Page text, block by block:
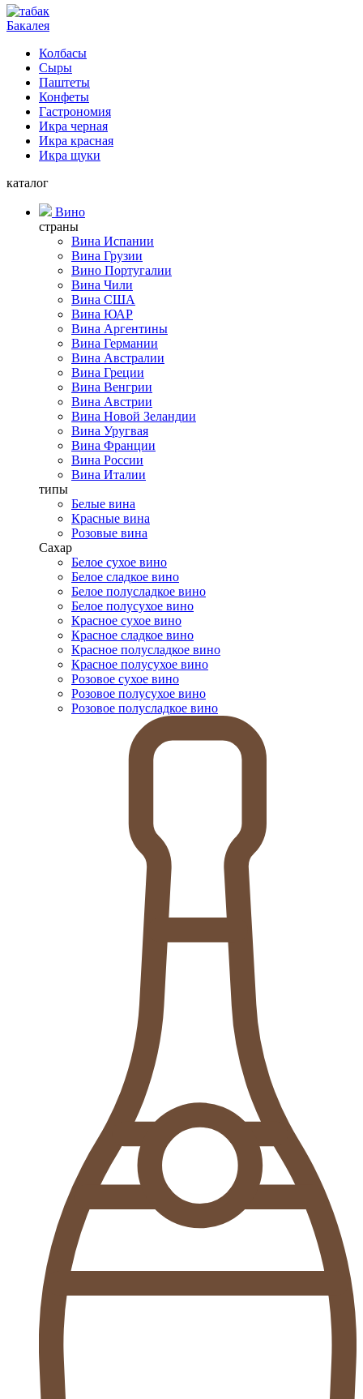
Бакалея
Колбасы
Сыры
Паштеты
Конфеты
Гастрономия
Икра черная
Икра красная
Икра щуки
каталог
Вино
страны
Вина Испании
Вина Грузии
Вино Португалии
Вина Чили
Вина США
Вина ЮАР
Вина Аргентины
Вина Германии
Вина Австралии
Вина Греции
Вина Венгрии
Вина Австрии
Вина Новой Зеландии
Вина Уругвая
Вина Франции
Вина России
Вина Италии
типы
Белые вина
Красные вина
Розовые вина
Сахар
Белое сухое вино
Белое сладкое вино
Белое полусладкое вино
Белое полусухое вино
Красное сухое вино
Красное сладкое вино
Красное полусладкое вино
Красное полусухое вино
Розовое сухое вино
Розовое полусухое вино
Розовое полусладкое вино